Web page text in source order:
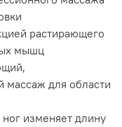
растирающего
мышц
массаж для области
изменяет длину